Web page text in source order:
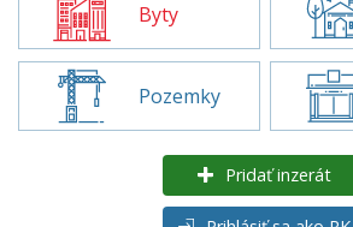
Byty
Pozemky
Pridať inzerát